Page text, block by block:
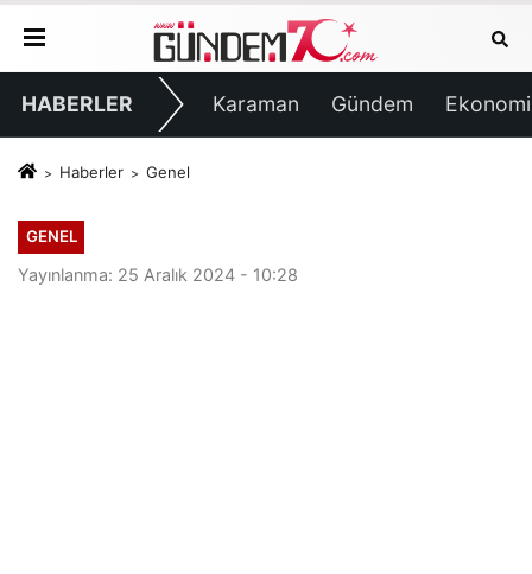
HABERLER Karaman Gündem Ekonomi
Haberler Genel
GENEL
Yayınlanma: 25 Aralık 2024 - 10:28